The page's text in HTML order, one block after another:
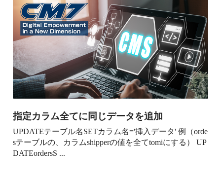
指定カラム全てに同じデータを追加
UPDATEテーブル名SETカラム名='挿入データ' 例（orde
sテーブルの、カラムshipperの値を全てtomiにする） UP
DATEordersS ...